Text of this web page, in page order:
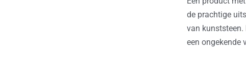
de prachtige
van
een ongekende